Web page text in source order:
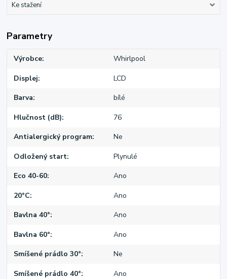
Ke stažení
Parametry
Výrobce Whirlpool
Displej LCD
Barva bílé
Hlučnost (dB) 76
Antialergický program Ne
Odložený start Plynulé
Eco 40-60 Ano
20°C Ano
Bavlna 40° Ano
Bavlna 60° Ano
Smíšené prádlo 30° Ne
Smíšené prádlo 40° Ano